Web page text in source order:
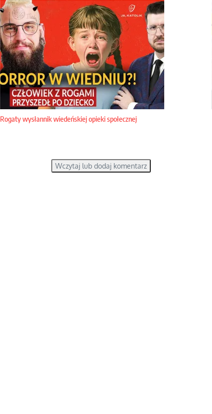
Rogaty wysłannik wiedeńskiej opieki społecznej
Wczytaj lub dodaj komentarz